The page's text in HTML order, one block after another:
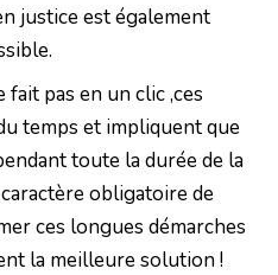
justice est également
fait pas en un clic ,ces
temps et impliquent que
toute la durée de la
obligatoire de
ces longues démarches
la meilleure solution !